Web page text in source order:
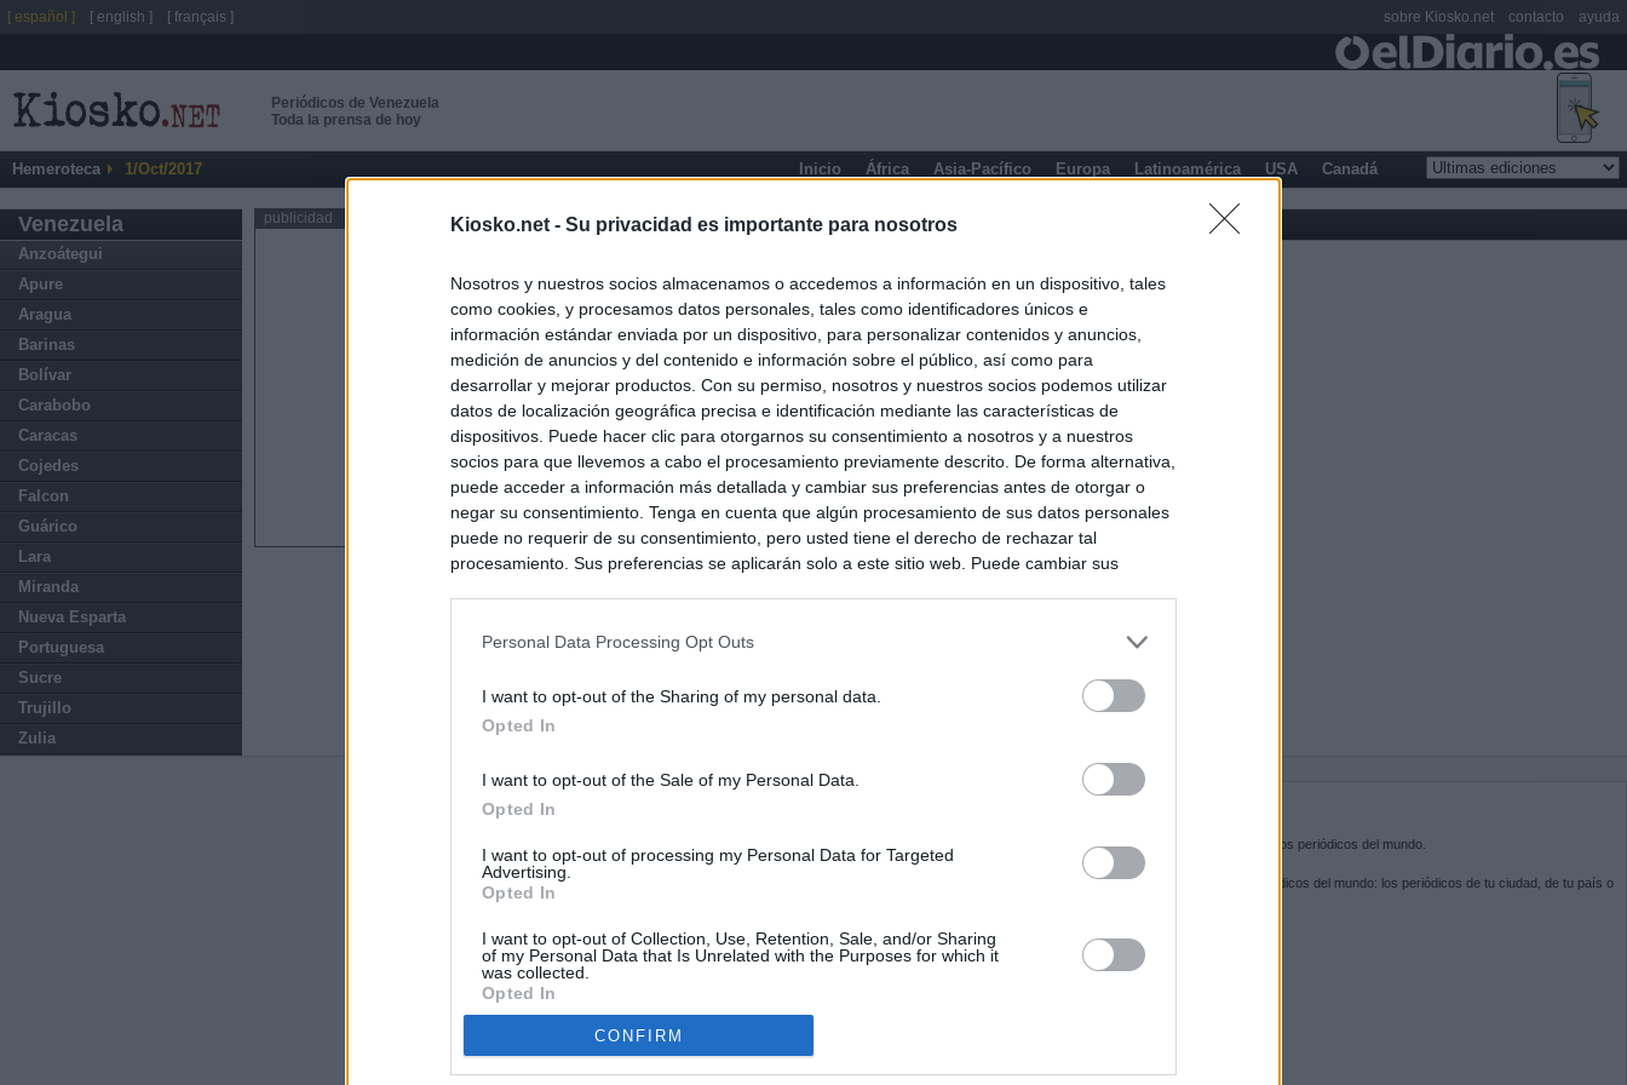
Kiosko.net - Su privacidad es importante para nosotros
Nosotros y nuestros socios almacenamos o accedemos a información en un dispositivo, tales
como cookies, y procesamos datos personales, tales como identificadores únicos e
información estándar enviada por un dispositivo, para personalizar contenidos y anuncios,
medición de anuncios y del contenido e información sobre el público, así como para
desarrollar y mejorar productos. Con su permiso, nosotros y nuestros socios podemos utilizar
datos de localización geográfica precisa e identificación mediante las características de
dispositivos. Puede hacer clic para otorgarnos su consentimiento a nosotros y a nuestros
socios para que llevemos a cabo el procesamiento previamente descrito. De forma alternativa,
puede acceder a información más detallada y cambiar sus preferencias antes de otorgar o
negar su consentimiento. Tenga en cuenta que algún procesamiento de sus datos personales
puede no requerir de su consentimiento, pero usted tiene el derecho de rechazar tal
procesamiento. Sus preferencias se aplicarán solo a este sitio web. Puede cambiar sus
Personal Data Processing Opt Outs
I want to opt-out of the Sharing of my personal data.
Opted In
I want to opt-out of the Sale of my Personal Data.
Opted In
I want to opt-out of processing my Personal Data for Targeted
Advertising.
Opted In
I want to opt-out of Collection, Use, Retention, Sale, and/or Sharing
of my Personal Data that Is Unrelated with the Purposes for which it
was collected.
Opted In
CONFIRM
Periódicos de Venezuela
Toda la prensa de hoy
Hemeroteca 1/Oct/2017 Inicio África Asia-Pacífico Europa Latinoamérica USA Canadá
Venezuela
Anzoátegui
Apure
Aragua
Barinas
Bolívar
Carabobo
Caracas
Cojedes
Falcon
Guárico
Lara
Miranda
Nueva Esparta
Portuguesa
Sucre
Trujillo
Zulia
publicidad Nueva Esparta
Últimas noticias
El uso personal de Ayuso de las instituciones de la Comunidad de Madrid
El Gobierno de Ayuso pone a la venta el inmueble de Gran Vía más caro que
Sánchez se planta con Meloni y entra al choque con Italia tras calmar al resto de
socios europeos
Kiosko.netes la puerta de entrada a los periódicos del mundo.
Navega por las portadas de los periódicos del mundo: los periódicos de tu ciudad, de tu país o
SÍGUENOS
[ español ] [ english ] [ français ] sobre Kiosko.net contacto ayuda